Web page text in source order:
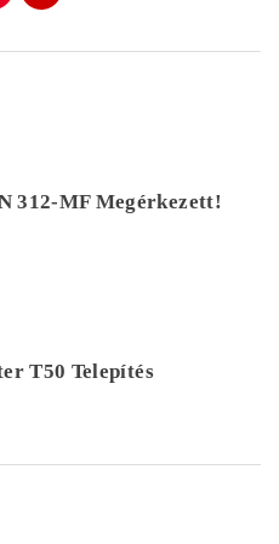
312-MF Megérkezett!
T50 Telepítés